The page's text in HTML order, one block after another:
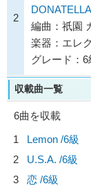
2
編曲：祇園
楽器：エレ
グレード：6
収載曲一覧
6曲を収載
1
Lemon /6級
2
U.S.A. /6級
3
恋 /6級